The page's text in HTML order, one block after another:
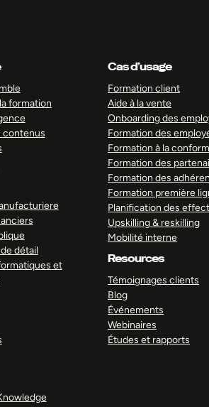
formation
contenus
détail
et
Cas d’usage
Formation client
Aide à la vente
Onboarding des
Formation des
Formation à la
Formation des
Formation des
Formation première
Planification des
Upskilling & reskilling
Mobilité interne
Resources
Témoignages clients
Blog
Événements
Webinaires
Études et rapports